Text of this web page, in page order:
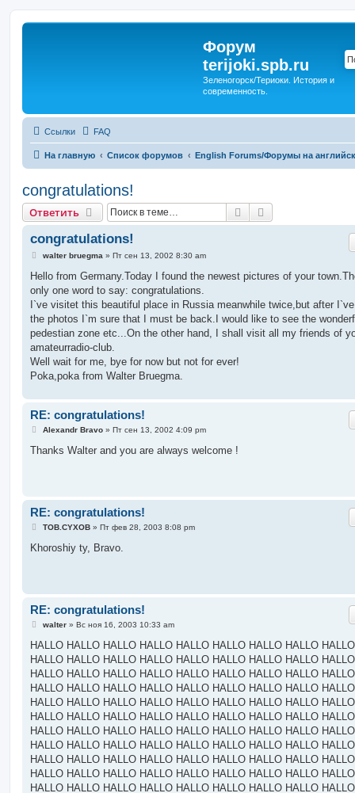
Форум
terijoki.spb.ru
Зеленогорск/Териоки. История и
современность.
Ссылки FAQ
На главную Список форумов English Forums/Форумы на
congratulations!
Ответить Поиск
congratulations!
С
о
щ
е
и
е
walter bruegma » Пт сен 13, 2002 8:30 am
Hello from Germany.Today I found the newest pictures of your
only one word to say: congratulations.
I`ve visitet this beautiful place in Russia meanwhile twice,but after
the photos I`m sure that I must be back.I would like to see the
pedestian zone etc...On the other hand, I shall visit all my friends of
amateurradio-club.
Well wait for me, bye for now but not for ever!
Poka,poka from Walter Bruegma.
RE: congratulations!
С
о
Alexandr Bravo» Пт сен 13, 2002 4:09 pm
Thanks Walter and you are always welcome !
RE: congratulations!
С
о
и
TOB.CYXOB» Пт фев 28, 2003 8:08 pm
Khoroshiy ty, Bravo.
RE: congratulations!
С
о
щ
е
и
е
walter» Вс ноя 16, 2003 10:33 am
HALLO HALLO HALLO HALLO HALLO HALLO HALLO HALLO
HALLO HALLO HALLO HALLO HALLO HALLO HALLO HALLO
HALLO HALLO HALLO HALLO HALLO HALLO HALLO HALLO
HALLO HALLO HALLO HALLO HALLO HALLO HALLO HALLO
HALLO HALLO HALLO HALLO HALLO HALLO HALLO HALLO
HALLO HALLO HALLO HALLO HALLO HALLO HALLO HALLO
HALLO HALLO HALLO HALLO HALLO HALLO HALLO HALLO
HALLO HALLO HALLO HALLO HALLO HALLO HALLO HALLO
HALLO HALLO HALLO HALLO HALLO HALLO HALLO HALLO
HALLO HALLO HALLO HALLO HALLO HALLO HALLO HALLO
HALLO HALLO HALLO HALLO HALLO HALLO HALLO HALLO